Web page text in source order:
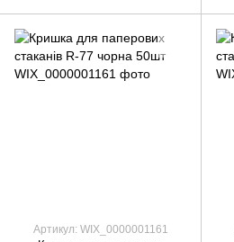
Артикул: WIX_0000001161